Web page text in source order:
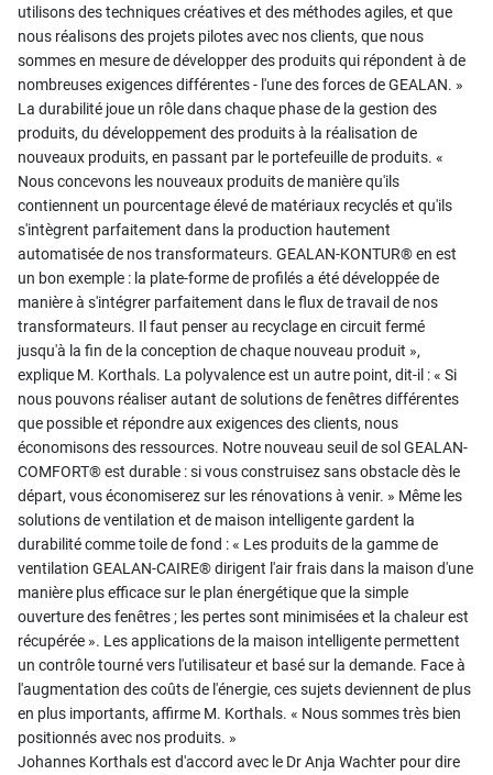
utilisons des techniques créatives et des méthodes agiles, et que
nous réalisons des projets pilotes avec nos clients, que nous
sommes en mesure de développer des produits qui répondent à de
nombreuses exigences différentes - l'une des forces de GEALAN. »
La durabilité joue un rôle dans chaque phase de la gestion des
produits, du développement des produits à la réalisation de
nouveaux produits, en passant par le portefeuille de produits. «
Nous concevons les nouveaux produits de manière qu'ils
contiennent un pourcentage élevé de matériaux recyclés et qu'ils
s'intègrent parfaitement dans la production hautement
automatisée de nos transformateurs. GEALAN-KONTUR® en est
un bon exemple : la plate-forme de profilés a été développée de
manière à s'intégrer parfaitement dans le flux de travail de nos
transformateurs. Il faut penser au recyclage en circuit fermé
jusqu'à la fin de la conception de chaque nouveau produit »,
explique M. Korthals. La polyvalence est un autre point, dit-il : « Si
nous pouvons réaliser autant de solutions de fenêtres différentes
que possible et répondre aux exigences des clients, nous
économisons des ressources. Notre nouveau seuil de sol GEALAN-
COMFORT® est durable : si vous construisez sans obstacle dès le
départ, vous économiserez sur les rénovations à venir. » Même les
solutions de ventilation et de maison intelligente gardent la
durabilité comme toile de fond : « Les produits de la gamme de
ventilation GEALAN-CAIRE® dirigent l'air frais dans la maison d'une
manière plus efficace sur le plan énergétique que la simple
ouverture des fenêtres ; les pertes sont minimisées et la chaleur est
récupérée ». Les applications de la maison intelligente permettent
un contrôle tourné vers l'utilisateur et basé sur la demande. Face à
l'augmentation des coûts de l'énergie, ces sujets deviennent de plus
en plus importants, affirme M. Korthals. « Nous sommes très bien
positionnés avec nos produits. »
Johannes Korthals est d'accord avec le Dr Anja Wachter pour dire